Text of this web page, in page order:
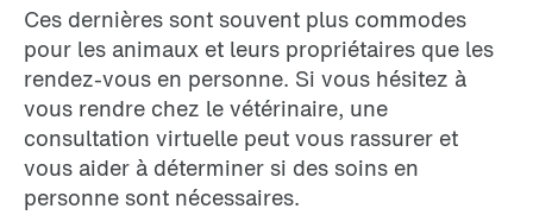
Ces dernières sont souvent plus commodes
pour les animaux et leurs propriétaires que les
rendez-vous en personne. Si vous hésitez à
vous rendre chez le vétérinaire, une
consultation virtuelle peut vous rassurer et
vous aider à déterminer si des soins en
personne sont nécessaires.